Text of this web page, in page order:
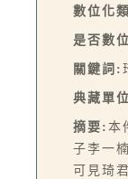
數位化
是否數
關鍵詞:
典藏單
摘要: 本
子李一
可見琦